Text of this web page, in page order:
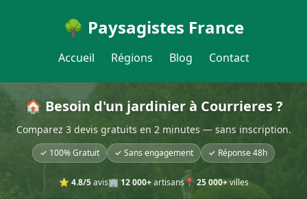
🌳 Paysagistes France
Accueil Régions Blog Contact
🏠 Besoin d'un jardinier à Courrieres ?
Comparez 3 devis gratuits en 2 minutes — sans inscription.
✓ 100% Gratuit ✓ Sans engagement ✓ Réponse 48h
⭐ 4.8/5avis🏢 12 000+artisans📍 25 000+villes